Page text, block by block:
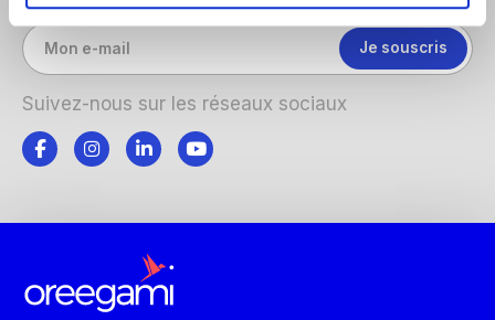
Suivez-nous sur les réseaux sociaux